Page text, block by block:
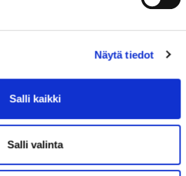
Näytä tiedot
Salli kaikki
Salli valinta